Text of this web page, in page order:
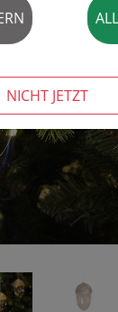
NICHT JETZT